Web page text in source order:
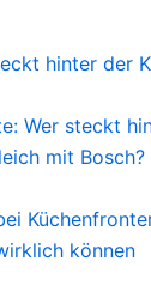
hinter der
Wer steckt
mit Bosch?
können